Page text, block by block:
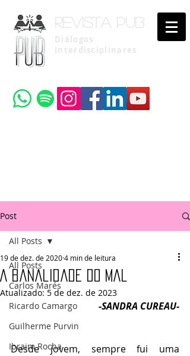
Revista pub
Diálogos
Interdisciplinares
Post
All Posts
Carlos Marés
Ricardo Camargo
Guilherme Purvin
Ibraim Rocha
All Posts
A banalidade do mal
19 de dez. de 20204 min de leitura
Atualizado:5 de dez. de 2023
-SANDRA CUREAU-
Desde jovem, sempre fui uma